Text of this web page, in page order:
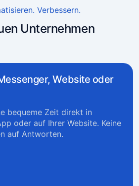
Verbessern.
Unternehmen
Website oder
bequeme Zeit direkt in
oder auf Ihrer Website. Keine
auf Antworten.